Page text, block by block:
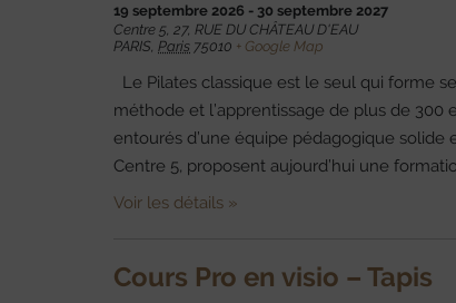
19 septembre 2026 - 30 septembre 2027
Centre 5, 27, RUE DU CHÂTEAU D'EAU
PARIS Paris 75010 + Google Map
Le Pilates classique est le seul qui forme
méthode et l’apprentissage de plus de 300
entourés d’une équipe pédagogique solide
Centre 5, proposent aujourd’hui une
Voir les détails »
Cours Pro en visio – Tapis